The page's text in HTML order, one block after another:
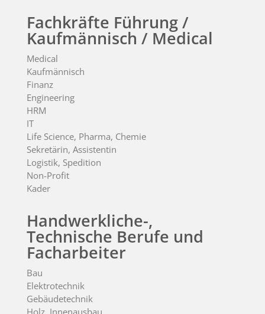
Fachkräfte Führung /
Kaufmännisch / Medical
Medical
Kaufmännisch
Finanz
Engineering
HRM
IT
Life Science, Pharma, Chemie
Sekretärin, Assistentin
Logistik, Spedition
Non-Profit
Kader
Handwerkliche-,
Technische Berufe und
Facharbeiter
Bau
Elektrotechnik
Gebäudetechnik
Holz, Innenausbau